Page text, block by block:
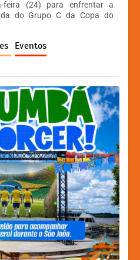
feira (24) para enfrentar a
do Grupo C da Copa do
Eventos